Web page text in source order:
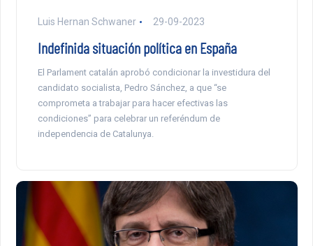
Luis Hernan Schwaner 29-09-2023
Indefinida situación política en España
El Parlament catalán aprobó condicionar la investidura del
candidato socialista, Pedro Sánchez, a que “se
comprometa a trabajar para hacer efectivas las
condiciones” para celebrar un referéndum de
independencia de Catalunya.